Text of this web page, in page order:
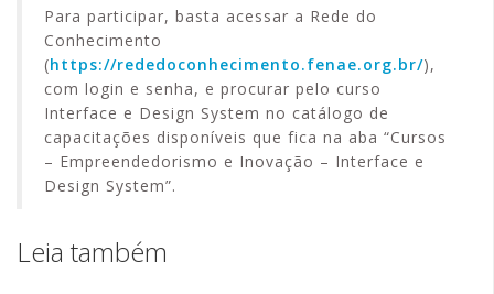
Para participar, basta acessar a Rede do
Conhecimento
(https://rededoconhecimento.fenae.org.br/),
com login e senha, e procurar pelo curso
Interface e Design System no catálogo de
capacitações disponíveis que fica na aba “Cursos
– Empreendedorismo e Inovação – Interface e
Design System”.
Leia também